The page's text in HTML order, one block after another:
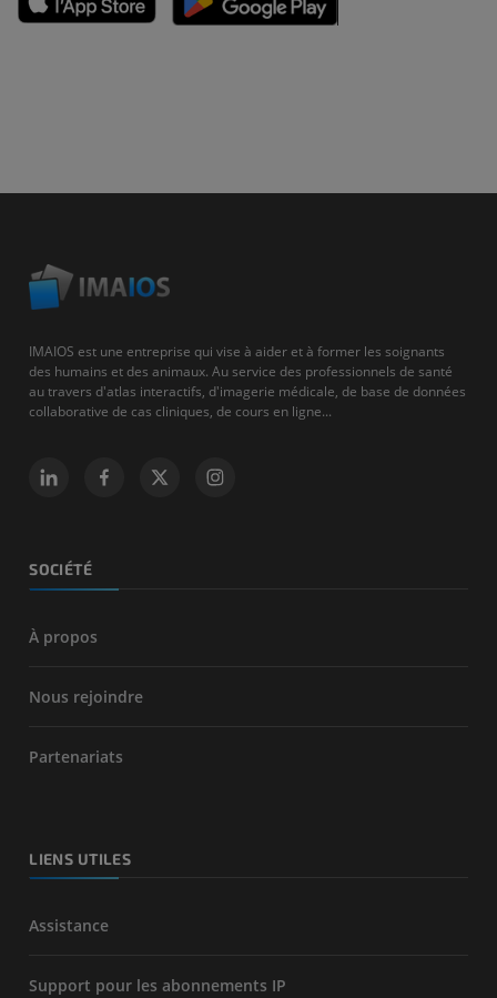
IMAIOS est une entreprise qui vise à aider et à former les soignants
des humains et des animaux. Au service des professionnels de santé
au travers d'atlas interactifs, d'imagerie médicale, de base de données
collaborative de cas cliniques, de cours en ligne...
SOCIÉTÉ
À propos
Nous rejoindre
Partenariats
LIENS UTILES
Assistance
Support pour les abonnements IP